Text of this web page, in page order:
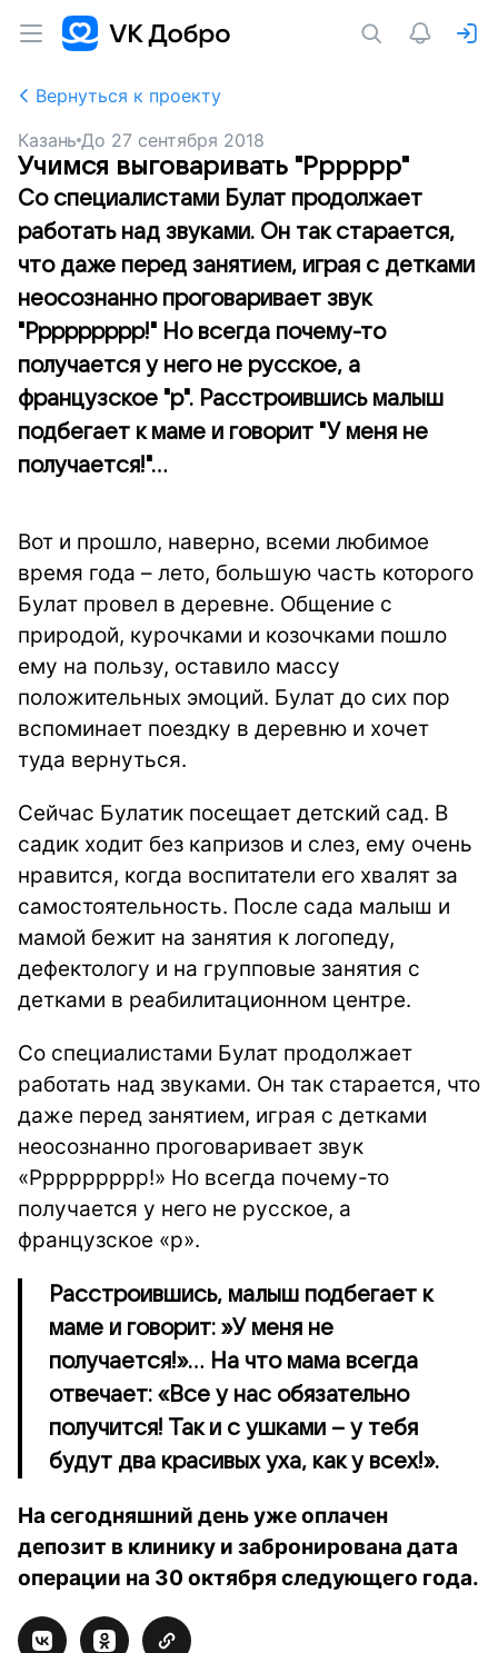
Вернуться к проекту
Казань До 27 сентября 2018
Учимся выговаривать "Рррррр"
Со специалистами Булат продолжает
работать над звуками. Он так старается,
что даже перед занятием, играя с детками
неосознанно проговаривает звук
"Ррррррррр!" Но всегда почему-то
получается у него не русское, а
французское "р". Расстроившись малыш
подбегает к маме и говорит "У меня не
получается!"...
Вот и прошло, наверно, всеми любимое
время года – лето, большую часть которого
Булат провел в деревне. Общение с
природой, курочками и козочками пошло
ему на пользу, оставило массу
положительных эмоций. Булат до сих пор
вспоминает поездку в деревню и хочет
туда вернуться.
Сейчас Булатик посещает детский сад. В
садик ходит без капризов и слез, ему очень
нравится, когда воспитатели его хвалят за
самостоятельность. После сада малыш и
мамой бежит на занятия к логопеду,
дефектологу и на групповые занятия с
детками в реабилитационном центре.
Со специалистами Булат продолжает
работать над звуками. Он так старается, что
даже перед занятием, играя с детками
неосознанно проговаривает звук
«Ррррррррр!» Но всегда почему-то
получается у него не русское, а
французское «р».
Расстроившись, малыш подбегает к
маме и говорит: »У меня не
получается!»... На что мама всегда
отвечает: «Все у нас обязательно
получится! Так и с ушками – у тебя
будут два красивых уха, как у всех!».
На сегодняшний день уже оплачен
депозит в клинику и забронирована дата
операции на 30 октября следующего года.